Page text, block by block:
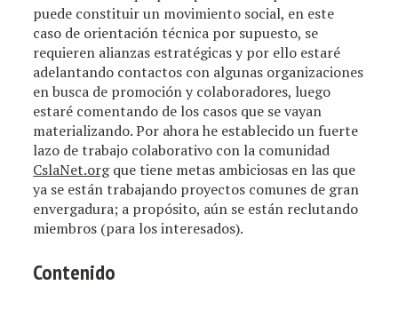
puede constituir un movimiento social, en este
caso de orientación técnica por supuesto, se
requieren alianzas estratégicas y por ello estaré
adelantando contactos con algunas organizaciones
en busca de promoción y colaboradores, luego
estaré comentando de los casos que se vayan
materializando. Por ahora he establecido un fuerte
lazo de trabajo colaborativo con la comunidad
CslaNet.orgque tiene metas ambiciosas en las que
ya se están trabajando proyectos comunes de gran
envergadura; a propósito, aún se están reclutando
miembros (para los interesados).
Contenido